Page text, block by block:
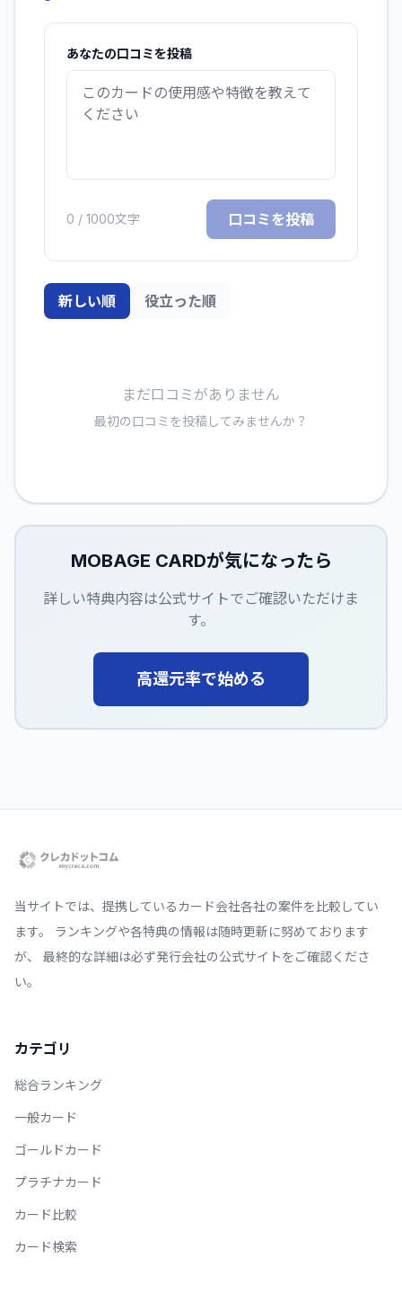
あなたの口コミを投稿
0 / 1000文字 口コミを投稿
新しい順 役立った順
まだ口コミがありません
最初の口コミを投稿してみませんか？
MOBAGE CARDが気になったら
詳しい特典内容は公式サイトでご確認いただけま
す。
高還元率で始める
当サイトでは、提携しているカード会社各社の案件を比較してい
ます。 ランキングや各特典の情報は随時更新に努めております
が、 最終的な詳細は必ず発行会社の公式サイトをご確認くださ
い。
カテゴリ
総合ランキング
一般カード
ゴールドカード
プラチナカード
カード比較
カード検索